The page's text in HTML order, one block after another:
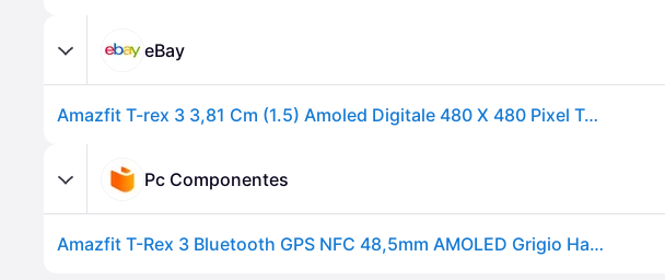
eBay
Amazfit T-rex 3 3,81 Cm (1.5) Amoled Digitale 480 X 480 Pixel Touch Screen Acci
Pc Componentes
Amazfit T-Rex 3 Bluetooth GPS NFC 48,5mm AMOLED Grigio Haze Resistenza Acqua 10ATM SpO2 Cardio